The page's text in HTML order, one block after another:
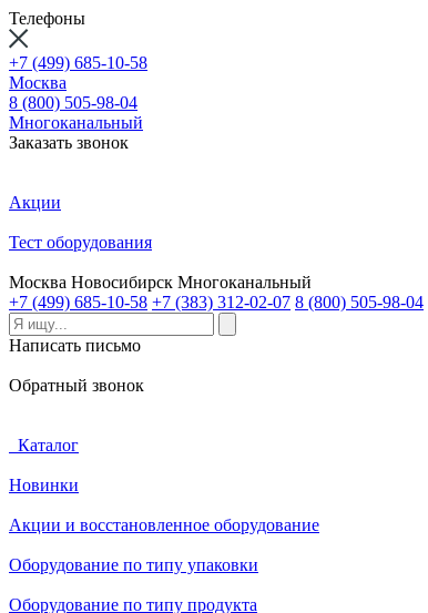
Телефоны
+7 (499) 685-10-58
Москва
8 (800) 505-98-04
Многоканальный
Заказать звонок
Акции
Тест оборудования
Москва Новосибирск Многоканальный
+7 (499) 685-10-58 +7 (383) 312-02-07 8 (800) 505-98-04
Написать письмо
Обратный звонок
Каталог
Новинки
Акции и восстановленное оборудование
Оборудование по типу упаковки
Оборудование по типу продукта